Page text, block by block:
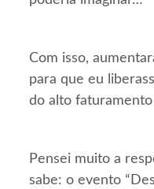
Com isso,
para que eu
do alto
Pensei muito a
sabe: o evento